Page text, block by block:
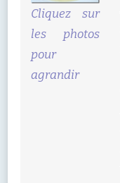
Cliquez sur
les photos
pour
agrandir